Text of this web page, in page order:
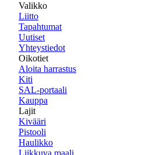
Valikko
Liitto
Tapahtumat
Uutiset
Yhteystiedot
Oikotiet
Aloita harrastus
Kiti
SAL-portaali
Kauppa
Lajit
Kivääri
Pistooli
Haulikko
Liikkuva maali